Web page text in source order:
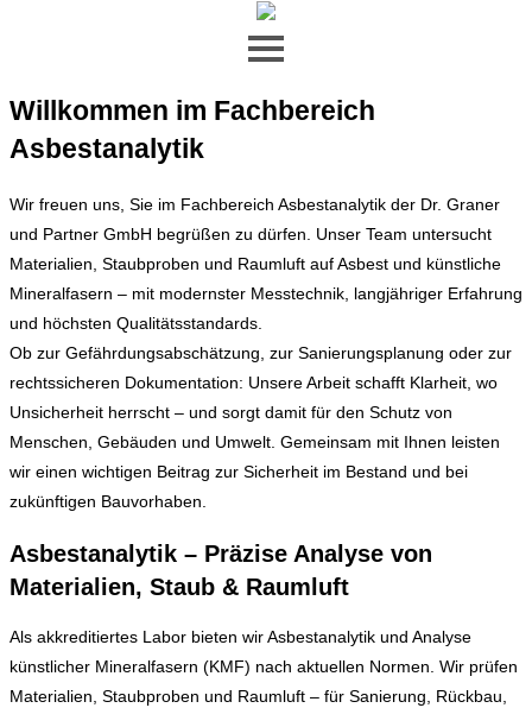
Willkommen im Fachbereich
Asbestanalytik
Wir freuen uns, Sie im Fachbereich Asbestanalytik der Dr. Graner
und Partner GmbH begrüßen zu dürfen. Unser Team untersucht
Materialien, Staubproben und Raumluft auf Asbest und künstliche
Mineralfasern – mit modernster Messtechnik, langjähriger Erfahrung
und höchsten Qualitätsstandards.
Ob zur Gefährdungsabschätzung, zur Sanierungsplanung oder zur
rechtssicheren Dokumentation: Unsere Arbeit schafft Klarheit, wo
Unsicherheit herrscht – und sorgt damit für den Schutz von
Menschen, Gebäuden und Umwelt. Gemeinsam mit Ihnen leisten
wir einen wichtigen Beitrag zur Sicherheit im Bestand und bei
zukünftigen Bauvorhaben.
Asbestanalytik – Präzise Analyse von
Materialien, Staub & Raumluft
Als akkreditiertes Labor bieten wir Asbestanalytik und Analyse
künstlicher Mineralfasern (KMF) nach aktuellen Normen. Wir prüfen
Materialien, Staubproben und Raumluft – für Sanierung, Rückbau,